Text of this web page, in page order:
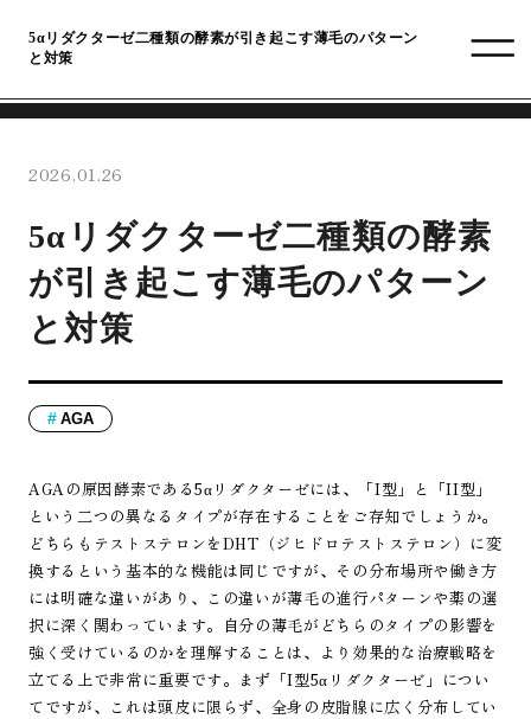
5αリダクターゼ二種類の酵素が引き起こす薄毛のパターン
と対策
2026.01.26
5αリダクターゼ二種類の酵素
が引き起こす薄毛のパターン
と対策
AGA
AGAの原因酵素である5αリダクターゼには、「I型」と「II型」
という二つの異なるタイプが存在することをご存知でしょうか。
どちらもテストステロンをDHT（ジヒドロテストステロン）に変
換するという基本的な機能は同じですが、その分布場所や働き方
には明確な違いがあり、この違いが薄毛の進行パターンや薬の選
択に深く関わっています。自分の薄毛がどちらのタイプの影響を
強く受けているのかを理解することは、より効果的な治療戦略を
立てる上で非常に重要です。まず「I型5αリダクターゼ」につい
てですが、これは頭皮に限らず、全身の皮脂腺に広く分布してい